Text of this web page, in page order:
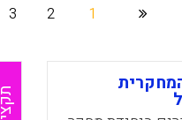
1
2
3
תקציר